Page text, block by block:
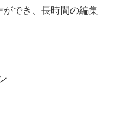
ができ、長時間の編集